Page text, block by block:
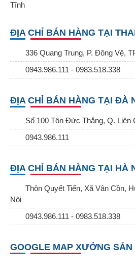
Tĩnh
ĐỊA CHỈ BÁN HÀNG TẠI
336 Quang Trung, P. Đông Vệ,
0943.986.111 - 0983.518.338
ĐỊA CHỈ BÁN HÀNG TẠI ĐÀ
Số 100 Tôn Đức Thắng, Q. Liên
0943.986.111
ĐỊA CHỈ BÁN HÀNG TẠI HÀ
Thôn Quyết Tiến, Xã Vân Cồn,
Nội
0943.986.111 - 0983.518.338
GOOGLE MAP XƯỞNG SẢN